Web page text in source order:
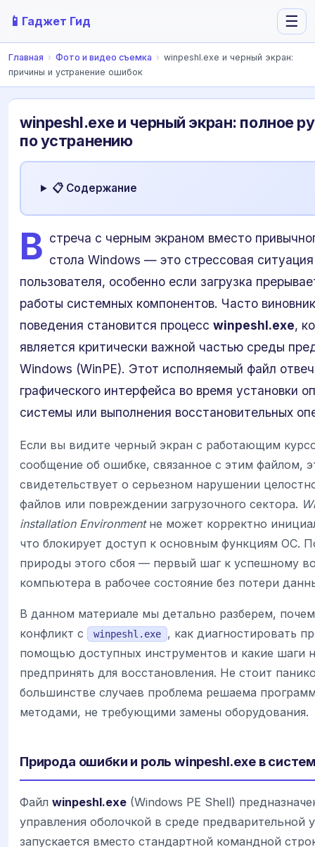
📱 Гаджет Гид ☰
Главная › Фото и видео съемка › winpeshl.exe и черный экран:
причины и устранение ошибок
winpeshl.exe и черный экран: полное
по устранению
📋 Содержание
В стреча с черным экраном вместо
стола Windows — это стрессовая
пользователя, особенно если загрузка
работы системных компонентов. Часто
поведения становится процесс winpeshl.exe,
является критически важной частью среды
Windows (WinPE). Этот исполняемый файл
графического интерфейса во время установки
системы или выполнения восстановительных
Если вы видите черный экран с работающим
сообщение об ошибке, связанное с этим файлом,
свидетельствует о серьезном нарушении
файлов или повреждении загрузочного сектора.
installation Environmentне может корректно
что блокирует доступ к основным функциям ОС.
природы этого сбоя — первый шаг к успешному
компьютера в рабочее состояние без потери
В данном материале мы детально разберем,
конфликт с
winpeshl.exe
, как диагностировать
помощью доступных инструментов и какие шаги
предпринять для восстановления. Не стоит
большинстве случаев проблема решаема
методами, не требующими замены оборудования.
Природа ошибки и роль winpeshl.exe в
Файл winpeshl.exe (Windows PE Shell)
управления оболочкой в среде предварительной
запускается вместо стандартной командной